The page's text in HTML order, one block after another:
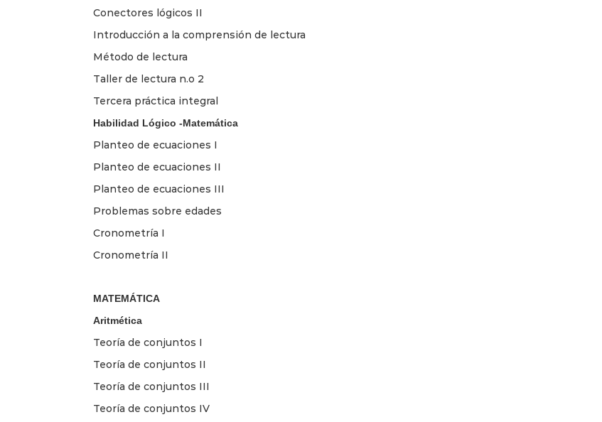
Conectores lógicos II
Introducción a la comprensión de lectura
Método de lectura
Taller de lectura n.o 2
Tercera práctica integral
Habilidad Lógico -Matemática
Planteo de ecuaciones I
Planteo de ecuaciones II
Planteo de ecuaciones III
Problemas sobre edades
Cronometría I
Cronometría II
MATEMÁTICA
Aritmética
Teoría de conjuntos I
Teoría de conjuntos II
Teoría de conjuntos III
Teoría de conjuntos IV